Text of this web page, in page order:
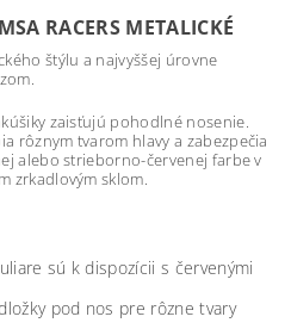
RACERS METALICKÉ
štýlu a najvyššej úrovne
zaisťujú pohodlné nosenie.
rôznym tvarom hlavy a zabezpečia
alebo strieborno-červenej farbe v
zrkadlovým sklom.
sú k dispozícii s červenými
pod nos pre rôzne tvary